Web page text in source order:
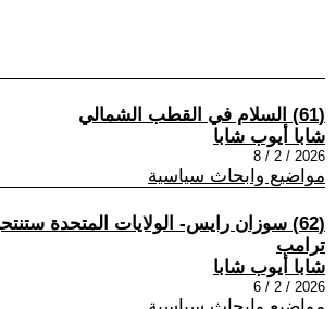
(61) السلام في القطب الشمالي
شابا أيوب شابا
2026 / 2 / 8
مواضيع وابحاث سياسية
(62) سوزان رايس- الولايات المتحدة
ترامب
شابا أيوب شابا
2026 / 2 / 6